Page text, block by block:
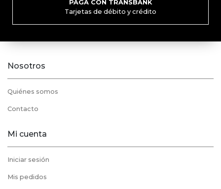
PAGA CON TRANSBANK
Tarjetas de débito y crédito
Nosotros
Quiénes somos
Contacto
Mi cuenta
Iniciar sesión
Mis pedidos